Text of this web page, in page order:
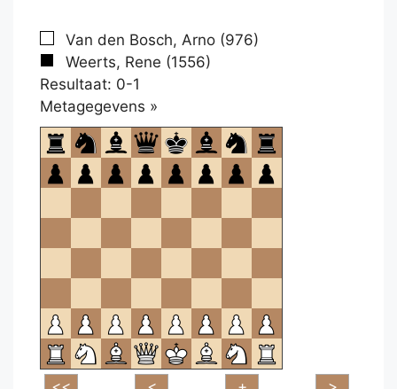
Van den Bosch, Arno (976)
Weerts, Rene (1556)
Resultaat: 0-1
Metagegevens »
om
te
openen.